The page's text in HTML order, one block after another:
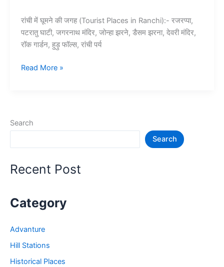
रांची में घूमने की जगह (Tourist Places in Ranchi):- रजरप्पा,
पटरातु घाटी, जगरनाथ मंदिर, जोन्हा झरने, डैसम झरना, देवरी मंदिर,
रॉक गार्डन, हुड़ु फॉल्स, रांची पर्य
10+
जगह
in
Read More »
Search
Search
Recent Post
Category
Advanture
Hill Stations
Historical Places